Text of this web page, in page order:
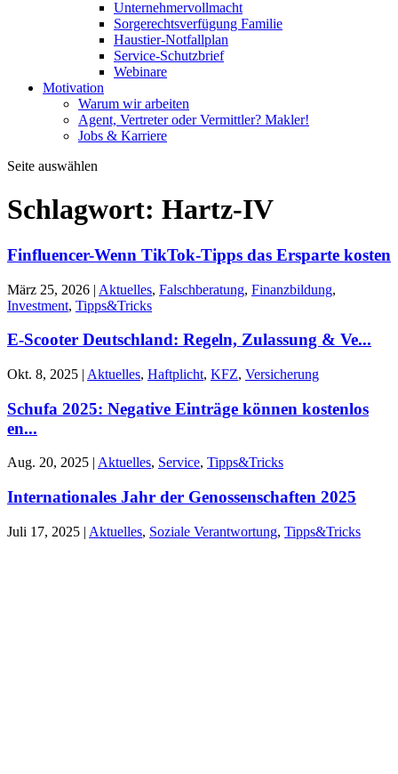
Unternehmer­vollmacht
Sorgerechtsverfügung Familie
Haustier-Notfallplan
Service-Schutzbrief
Webinare
Motivation
Warum wir arbeiten
Agent, Vertreter oder Vermittler? Makler!
Jobs & Karriere
Seite auswählen
Schlagwort: Hartz-IV
Finfluencer-Wenn TikTok-Tipps das Ersparte kosten
März 25, 2026 | Aktuelles, Falschberatung, Finanzbildung,
Investment, Tipps&Tricks
E-Scooter Deutschland: Regeln, Zulassung & Ve...
Okt. 8, 2025 | Aktuelles, Haftplicht, KFZ, Versicherung
Schufa 2025: Negative Einträge können kostenlos
en...
Aug. 20, 2025 Aktuelles, Service, Tipps&Tricks
Internationales Jahr der Genossenschaften 2025
Juli 17, 2025 | Aktuelles, Soziale Verantwortung, Tipps&Tricks